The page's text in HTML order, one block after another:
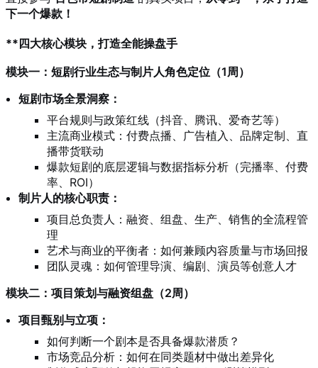
下一个爆款！
**四大核心模块，打造全能操盘手
模块一：短剧行业生态与制片人角色定位（1周）
短剧市场全景洞察：
平台规则与政策红线（抖音、腾讯、爱奇艺等）
主流商业模式：付费点播、广告植入、品牌定制、直
播带货联动
爆款短剧的底层逻辑与数据指标分析（完播率、付费
率、ROI）
制片人的核心职责：
项目总负责人：融资、组盘、生产、销售的全流程管
理
艺术与商业的平衡者：如何兼顾内容质量与市场回报
团队灵魂：如何管理导演、编剧、演员等创意人才
模块二：项目策划与融资组盘（2周）
项目甄别与立项：
如何判断一个剧本是否具备爆款潜质？
市场竞品分析：如何在同类题材中做出差异化